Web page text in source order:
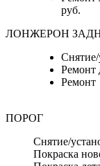
руб.
ЛОНЖЕРОН
Снятие/
Ремонт
Ремонт
ПОРОГ
Снятие/
Покраска